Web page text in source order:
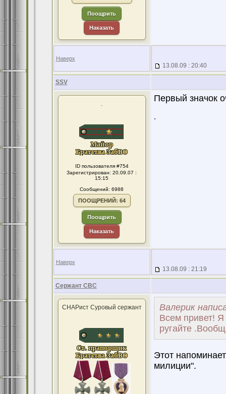
Поощрить
Наказать
Наверх
13.08.09 : 20:40
SSV
.
ID пользователя #754
Зарегистрирован: 20.09.07 :
15:15
Сообщений: 6988
ПООЩРЕНИЙ: 64
Поощрить
Наказать
Первый значок
.
Наверх
13.08.09 : 21:19
Сержант СВС
СНАРист Суровый сержант
Валерик
Всем привет! Я
ругайте
Этот
милиции".